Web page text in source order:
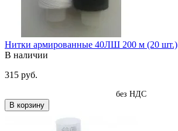
Нитки армированные 40ЛШ 200 м (20 шт.)
В наличии
315 руб.
без НДС
В корзину